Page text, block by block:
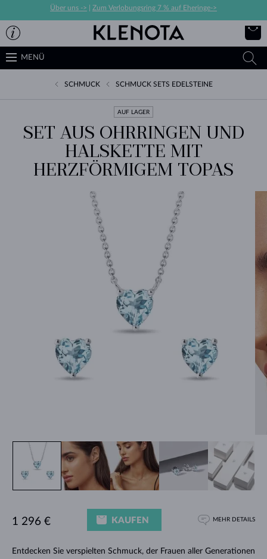
Über uns -> Zum Verlobungsring 7 % auf Eheringe->
MENÜ
SCHMUCK SCHMUCK SETS EDELSTEINE
AUF LAGER
SET AUS OHRRINGEN UND
HALSKETTE MIT
HERZFÖRMIGEM TOPAS
Entdecken Sie verspielten Schmuck, der Frauen aller Generationen
1 296 € KAUFEN MEHR DETAILS